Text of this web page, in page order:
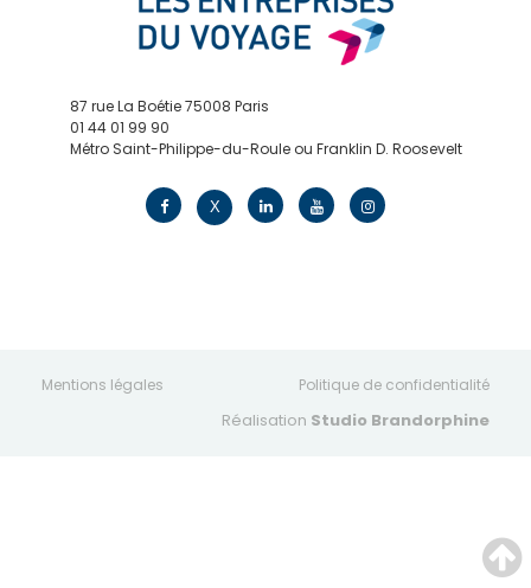
87 rue La Boétie 75008 Paris
01 44 01 99 90
Métro Saint-Philippe-du-Roule ou Franklin D. Roosevelt
X
Mentions légales Politique de confidentialité
Réalisation Studio Brandorphine